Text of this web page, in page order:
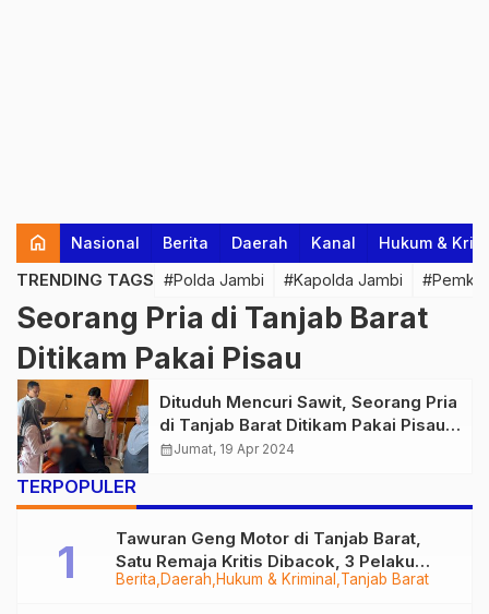
home Nasional Berita Daerah Kanal Hukum &
TRENDING TAGS #Polda Jambi #Kapolda Jambi
Seorang Pria di Tanjab Barat
Ditikam Pakai Pisau
Dituduh Mencuri Sawit, Seorang Pria
di Tanjab Barat Ditikam Pakai Pisau,
Pelaku Kabur
calendar_monthJumat, 19 Apr 2024
TERPOPULER
Berita Daerah Hukum & Kriminal Tanjab Barat
Tawuran Geng Motor di Tanjab Barat,
Satu Remaja Kritis Dibacok, 3 Pelaku
Ditangkap